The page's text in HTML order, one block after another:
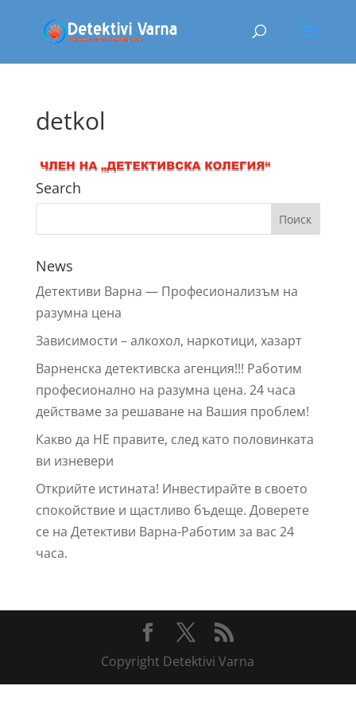
detkol
Search
News
Детективи Варна — Профeсионализъм на
разумна цена
Зависимости – алкохол, наркотици, хазарт
Варненска детективска агенция!!! Работим
професионално на разумна цена. 24 часа
действаме за решаване на Вашия проблем!
Какво да НЕ правите, след като половинката
ви изневери
Открийте истината! Инвестирайте в своето
спокойствие и щастливо бъдеще. Доверете
се на Детективи Варна-Работим за вас 24
часа.
Copyright Detektivi Varna